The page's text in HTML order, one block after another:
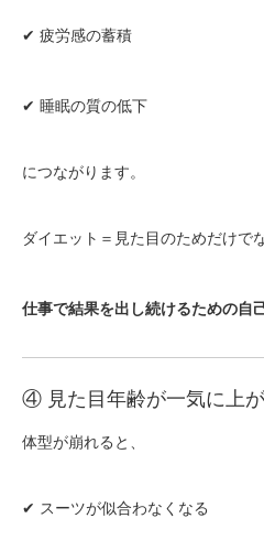
✔ 疲労感の蓄積
✔ 睡眠の質の低下
につながります。
ダイエット＝見た目のためだけでな
仕事で結果を出し続けるための自
④ 見た目年齢が一気に上
体型が崩れると、
✔ スーツが似合わなくなる